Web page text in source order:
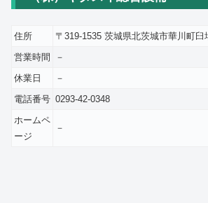
住所 〒319-1535 茨城県北茨城市華川町臼
営業時間
－
休業日
－
電話番号 0293-42-0348
ホームペ
ージ
－